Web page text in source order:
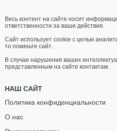
Весь контент на сайте носит
ответственности за ваши действия.
Сайт использует cookie с целью
то покиньте сайт.
В случае нарушения ваших
представленным на сайте контактам.
НАШ САЙТ
Политика конфиденциальности
О нас